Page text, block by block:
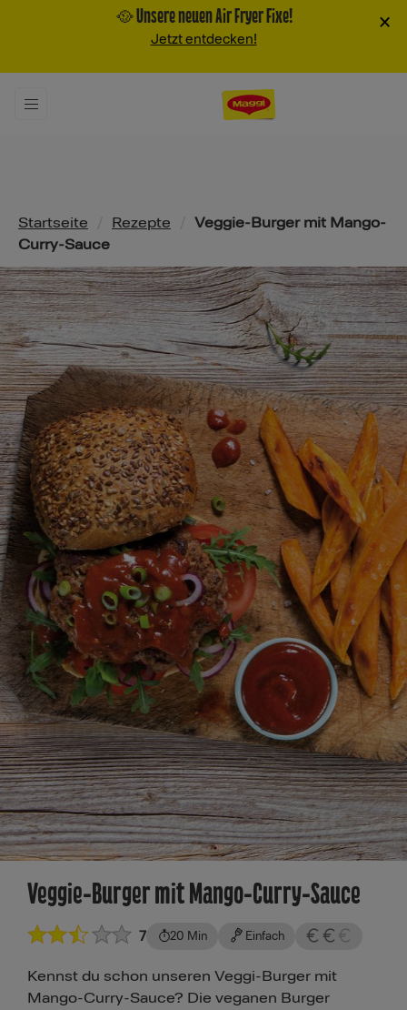
🥘 Unsere neuen Air Fryer Fixe!
Jetzt entdecken!
×
Pfadnavigation
Startseite Rezepte
Veggie-Burger mit Mango-
Curry-Sauce
Veggie-Burger mit Mango-Curry-Sauce
7 20 Min Einfach
Kennst du schon unseren Veggi-Burger mit
Mango-Curry-Sauce? Die veganen Burger